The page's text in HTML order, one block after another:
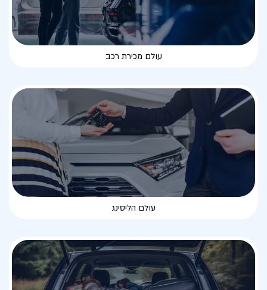
עולם מכירת רכב
עולם הליסינג